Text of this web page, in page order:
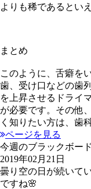
よりも稀であるとい
まとめ
このように、舌癖を
歯、受け口などの歯
を上昇させるドライ
が必要です。その他
く知りたい方は、歯
ページを見る
今週のブラックボー
2019年02月21日
曇り空の日が続いて
ですね🌸